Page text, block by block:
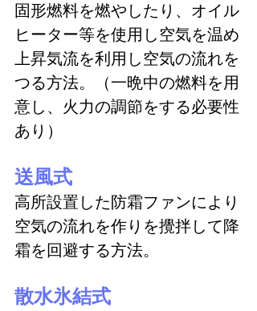
固形燃料を燃やしたり、オイル
ヒーター等を使用し空気を温め
上昇気流を利用し空気の流れを
つる方法。（一晩中の燃料を用
意し、火力の調節をする必要性
あり）
送風式
高所設置した防霜ファンにより
空気の流れを作りを攪拌して降
霜を回避する方法。
散水氷結式